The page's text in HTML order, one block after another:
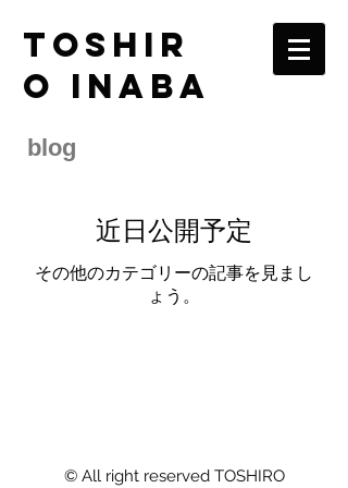
TOSHIR
O INABA
blog
近日公開予定
その他のカテゴリーの記事を見まし
ょう。
© All right reserved TOSHIRO